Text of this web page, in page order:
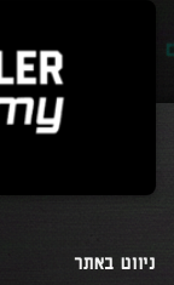
ניווט באתר